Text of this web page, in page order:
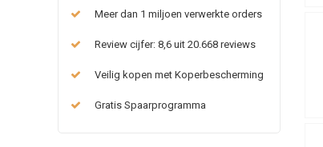
Meer dan 1 miljoen verwerkte orders
Review cijfer: 8,6 uit 20.668 reviews
Veilig kopen met Koperbescherming
Gratis Spaarprogramma